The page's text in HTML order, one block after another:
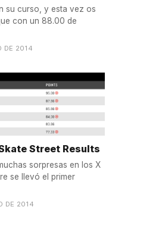
su curso, y esta vez os
con un 88.00 de
DE 2014
Street Results
sorpresas en los X
se llevó el primer
DE 2014